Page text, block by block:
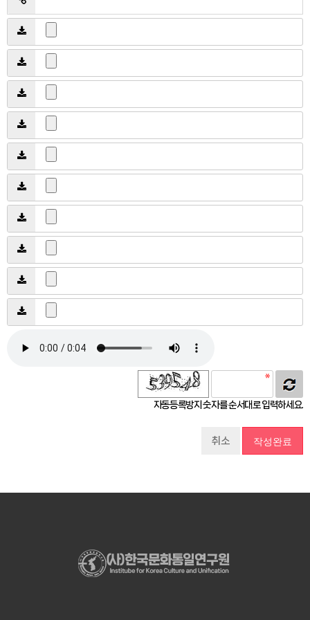
자동등록방지 숫자를 순서대로 입력하세요.
취소